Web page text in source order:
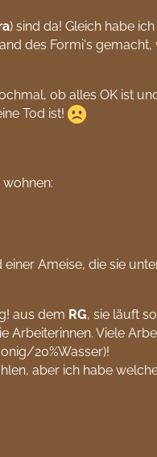
) sind da! Gleich habe
des Formi's
ob alles OK ist
Tod ist!
Ameise, die sie
aus dem RG, sie läuft
Arbeiterinnen. Viele
20%Wasser)!
aber ich habe